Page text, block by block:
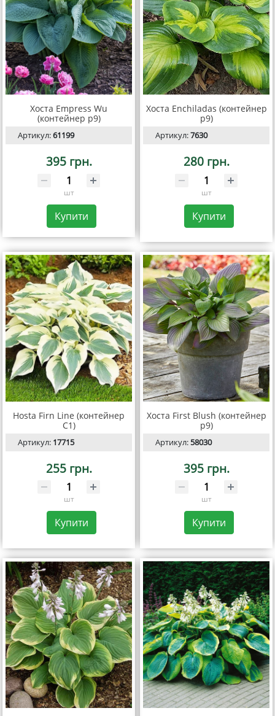
Хоста Empress Wu
(контейнер p9)
Артикул:61199
395 грн.
шт
Купити
Хоста Enchiladas (контейнер
p9)
Артикул:7630
280 грн.
шт
Купити
Hosta Firn Line (контейнер
С1)
Артикул: 17715
255 грн.
шт
Купити
Хоста First Blush (контейнер
р9)
Артикул:58030
395 грн.
шт
Купити